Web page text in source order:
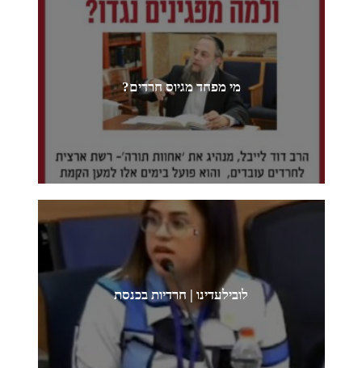
מי מפחד מגיוס חרדים?
לובילעדינו | חרדיות בכנסת